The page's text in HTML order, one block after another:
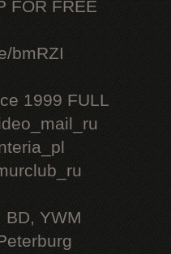
FOR FREE
bmRZI
1999 FULL
YWM